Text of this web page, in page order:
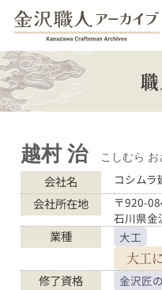
越村 治 こしむら お
会社名 コシムラ
会社所在地
〒920-
石川県金
業種 大工
大工
修了資格
金沢匠